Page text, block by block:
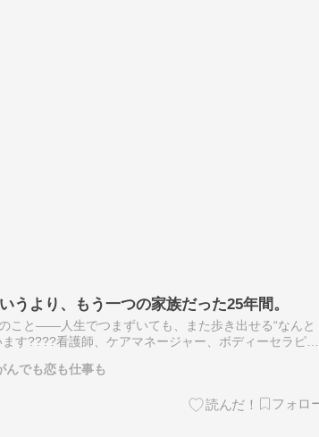
うより、もう一つの家族だった25年間。
こと——人生でつまずいても、また歩き出せる“なんと
す????看護師、ケアマネージャー、ボディーセラピス
んでも恋も仕事も